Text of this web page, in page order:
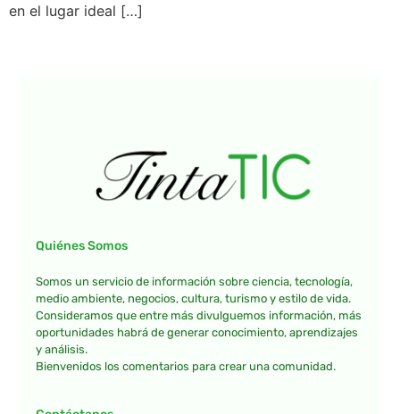
en el lugar ideal […]
Quiénes Somos
Somos un servicio de información sobre ciencia, tecnología,
medio ambiente, negocios, cultura, turismo y estilo de vida.
Consideramos que entre más divulguemos información, más
oportunidades habrá de generar conocimiento, aprendizajes
y análisis.
Bienvenidos los comentarios para crear una comunidad.